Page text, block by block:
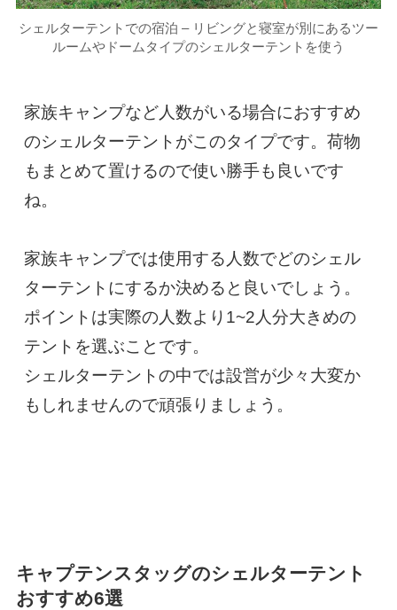
シェルターテントでの宿泊 – リビングと寝室が別にあるツー
ルームやドームタイプのシェルターテントを使う
家族キャンプなど人数がいる場合におすすめ
のシェルターテントがこのタイプです。荷物
もまとめて置けるので使い勝手も良いです
ね。
家族キャンプでは使用する人数でどのシェル
ターテントにするか決めると良いでしょう。
ポイントは実際の人数より1~2人分大きめの
テントを選ぶことです。
シェルターテントの中では設営が少々大変か
もしれませんので頑張りましょう。
キャプテンスタッグのシェルターテント
おすすめ6選